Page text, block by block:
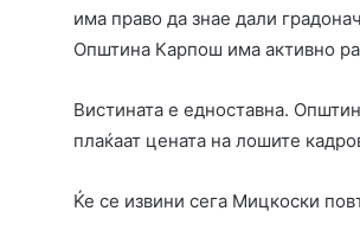
има право да знае дали
Општина Карпош има активно
Вистината е едноставна.
плаќаат цената на лошите
Ќе се извини сега Мицкоски